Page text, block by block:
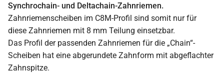
Synchrochain- und Deltachain-Zahnriemen.
Zahnriemenscheiben im C8M-Profil sind somit nur für
diese Zahnriemen mit 8 mm Teilung einsetzbar.
Das Profil der passenden Zahnriemen für die „Chain“-
Scheiben hat eine abgerundete Zahnform mit abgeflachter
Zahnspitze.